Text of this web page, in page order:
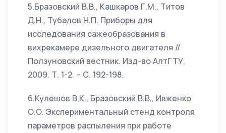
5.Бразовский В.В., Кашкаров Г.М., Титов
Д.Н., Тубалов Н.П. Приборы для
исследования сажеобразования в
вихрекамере дизельного двигателя //
Ползуновский вестник. Изд-во АлтГТУ,
2009. Т. 1-2. – С. 192-198.
6.Кулешов В.К., Бразовский В.В., Ивженко
О.О. Экспериментальный стенд контроля
параметров распыления при работе